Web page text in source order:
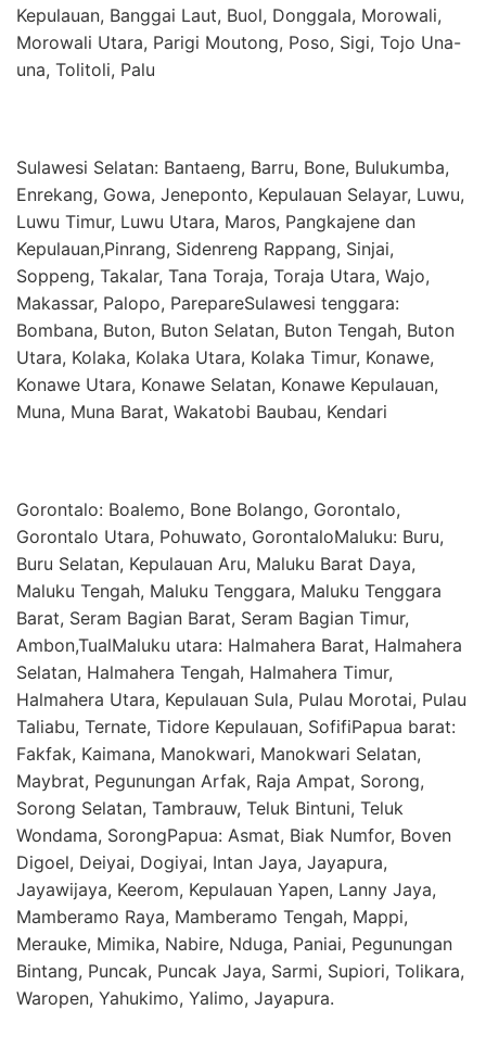
Kepulauan, Banggai Laut, Buol, Donggala, Morowali,
Morowali Utara, Parigi Moutong, Poso, Sigi, Tojo Una-
una, Tolitoli, Palu
Sulawesi Selatan: Bantaeng, Barru, Bone, Bulukumba,
Enrekang, Gowa, Jeneponto, Kepulauan Selayar, Luwu,
Luwu Timur, Luwu Utara, Maros, Pangkajene dan
Kepulauan,Pinrang, Sidenreng Rappang, Sinjai,
Soppeng, Takalar, Tana Toraja, Toraja Utara, Wajo,
Makassar, Palopo, ParepareSulawesi tenggara:
Bombana, Buton, Buton Selatan, Buton Tengah, Buton
Utara, Kolaka, Kolaka Utara, Kolaka Timur, Konawe,
Konawe Utara, Konawe Selatan, Konawe Kepulauan,
Muna, Muna Barat, Wakatobi Baubau, Kendari
Gorontalo: Boalemo, Bone Bolango, Gorontalo,
Gorontalo Utara, Pohuwato, GorontaloMaluku: Buru,
Buru Selatan, Kepulauan Aru, Maluku Barat Daya,
Maluku Tengah, Maluku Tenggara, Maluku Tenggara
Barat, Seram Bagian Barat, Seram Bagian Timur,
Ambon,TualMaluku utara: Halmahera Barat, Halmahera
Selatan, Halmahera Tengah, Halmahera Timur,
Halmahera Utara, Kepulauan Sula, Pulau Morotai, Pulau
Taliabu, Ternate, Tidore Kepulauan, SofifiPapua barat:
Fakfak, Kaimana, Manokwari, Manokwari Selatan,
Maybrat, Pegunungan Arfak, Raja Ampat, Sorong,
Sorong Selatan, Tambrauw, Teluk Bintuni, Teluk
Wondama, SorongPapua: Asmat, Biak Numfor, Boven
Digoel, Deiyai, Dogiyai, Intan Jaya, Jayapura,
Jayawijaya, Keerom, Kepulauan Yapen, Lanny Jaya,
Mamberamo Raya, Mamberamo Tengah, Mappi,
Merauke, Mimika, Nabire, Nduga, Paniai, Pegunungan
Bintang, Puncak, Puncak Jaya, Sarmi, Supiori, Tolikara,
Waropen, Yahukimo, Yalimo, Jayapura.